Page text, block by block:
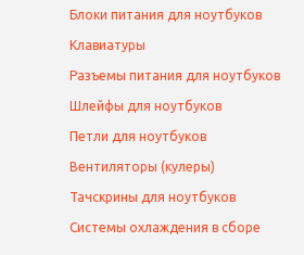
Блоки питания для ноутбуков
Клавиатуры
Разъемы питания для ноутбуков
Шлейфы для ноутбуков
Петли для ноутбуков
Вентиляторы (кулеры)
Тачскрины для ноутбуков
Системы охлаждения в сборе